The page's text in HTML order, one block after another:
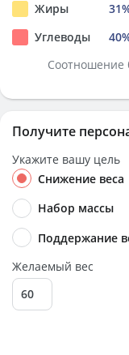
Жиры
31
Углеводы
40
Соотношение
Получите
Укажите вашу цель
Снижение веса
Набор массы
Поддержание
Желаемый вес